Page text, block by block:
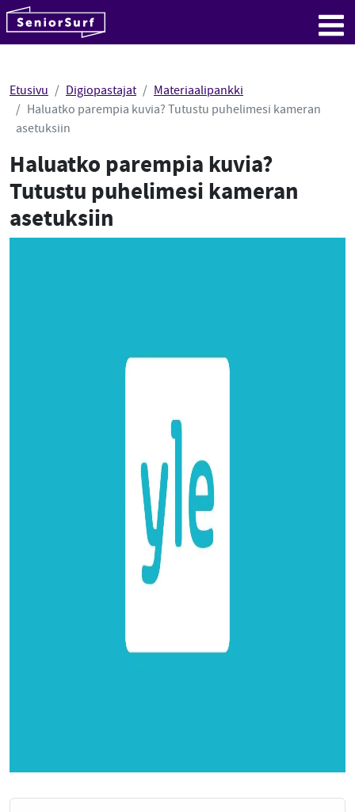
Hyppää sisältöön
Etusivu Digiopastajat
Materiaalipankki
Haluatko parempia kuvia? Tutustu puhelimesi kameran
asetuksiin
Haluatko parempia kuvia?
Tutustu puhelimesi kameran
asetuksiin